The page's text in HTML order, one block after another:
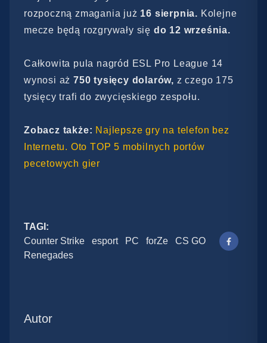
rozpoczną zmagania już 16 sierpnia. Kolejne
mecze będą rozgrywały się do 12 września.
Całkowita pula nagród ESL Pro League 14
wynosi aż750 tysięcy dolarów, z czego 175
tysięcy trafi do zwycięskiego zespołu.
Zobacz także: Najlepsze gry na telefon bez
Internetu. Oto TOP 5 mobilnych portów
pecetowych gier
TAGI:
Counter Strike
esport PC forZe
CS GO
Renegades
Autor